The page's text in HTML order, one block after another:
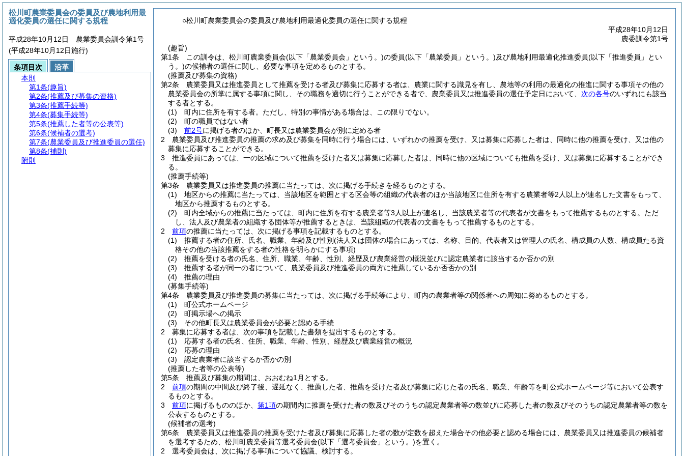
○松川町農業委員会の委員及び農地利用最適化委員の選任に関する規程
平成28年10月12日
農委訓令第1号
(趣旨)
第1条
この訓令は、松川町農業委員会(以下「農業委員会」という。)の委員(以下「農業委員」という。)及び農地利用最適化推進委員(以下「推進委員」とい
う。)の候補者の選任に関し、必要な事項を定めるものとする。
(推薦及び募集の資格)
第2条
農業委員又は推進委員として推薦を受ける者及び募集に応募する者は、農業に関する識見を有し、農地等の利用の最適化の推進に関する事項その他の
農業委員会の所掌に属する事項に関し、その職務を適切に行うことができる者で、農業委員又は推進委員の選任予定日において、 次の各号のいずれにも該当
する者とする。
(1)
町内に住所を有する者。 ただし、特別の事情がある場合は、この限りでない。
(2)
町の職員ではない者
(3)
前2号に掲げる者のほか、町長又は農業委員会が別に定める者
2
農業委員及び推進委員の推薦の求め及び募集を同時に行う場合には、いずれかの推薦を受け、又は募集に応募した者は、同時に他の推薦を受け、又は他の
募集に応募することができる。
3
推進委員にあっては、一の区域について推薦を受けた者又は募集に応募した者は、同時に他の区域についても推薦を受け、又は募集に応募することができ
る。
(推薦手続等)
第3条
農業委員又は推進委員の推薦に当たっては、次に掲げる手続きを経るものとする。
(1)
地区からの推薦に当たっては、当該地区を範囲とする区会等の組織の代表者のほか当該地区に住所を有する農業者等2人以上が連名した文書をもって、
地区から推薦するものとする。
(2)
町内全域からの推薦に当たっては、町内に住所を有する農業者等3人以上が連名し、当該農業者等の代表者が文書をもって推薦するものとする。 ただ
し、法人及び農業者の組織する団体等が推薦するときは、当該組織の代表者の文書をもって推薦するものとする。
2
前項の推薦に当たっては、次に掲げる事項を記載するものとする。
(1)
推薦する者の住所、氏名、職業、年齢及び性別(法人又は団体の場合にあっては、名称、目的、代表者又は管理人の氏名、構成員の人数、構成員たる資
格その他の当該推薦をする者の性格を明らかにする事項)
(2)
推薦を受ける者の氏名、住所、職業、年齢、性別、経歴及び農業経営の概況並びに認定農業者に該当するか否かの別
(3)
推薦する者が同一の者について、農業委員及び推進委員の両方に推薦しているか否否かの別
(4)
推薦の理由
(募集手続等)
第4条
農業委員及び推進委員の募集に当たっては、次に掲げる手続等により、町内の農業者等の関係者への周知に努めるものとする。
(1)
町公式ホームページ
(2)
町掲示場への掲示
(3)
その他町長又は農業委員会が必要と認める手続
2
募集に応募する者は、次の事項を記載した書類を提出するものとする。
(1)
応募する者の氏名、住所、職業、年齢、性別、経歴及び農業経営の概況
(2)
応募の理由
(3)
認定農業者に該当するか否かの別
(推薦した者等の公表等)
第5条
推薦及び募集の期間は、おおむね1月とする。
2
前項の期間の中間及び終了後、遅延なく、推薦した者、推薦を受けた者及び募集に応じた者の氏名、職業、年齢等を町公式ホームページ等において公表す
るものとする。
3
前項に掲げるもののほか、 第1項の期間内に推薦を受けた者の数及びそのうちの認定農業者等の数並びに応募した者の数及びそのうちの認定農業者等の数を
公表するものとする。
(候補者の選考)
第6条
農業委員又は推進委員の推薦を受けた者及び募集に応募した者の数が定数を超えた場合その他必要と認める場合には、農業委員又は推進委員の候補者
を選考するため、松川町農業委員等選考委員会(以下「選考委員会」という。)を置く。
2
選考委員会は、次に掲げる事項について協議、検討する。
松川町農業委員会の委員及び農地利用最
適化委員の選任に関する規程
平成28年10月12日 農業委員会訓令第1号
(平成28年10月12日施行)
条項目次
沿革
本則
第1条(趣旨)
第2条(推薦及び募集の資格)
第3条(推薦手続等)
第4条(募集手続等)
第5条(推薦した者等の公表等)
第6条(候補者の選考)
第7条(農業委員及び推進委員の選任)
第8条(補則)
附則